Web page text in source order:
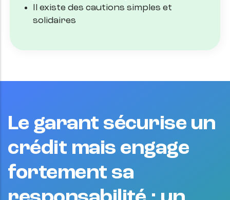
Il existe des cautions simples et
solidaires
Le garant sécurise un
crédit mais engage
fortement sa